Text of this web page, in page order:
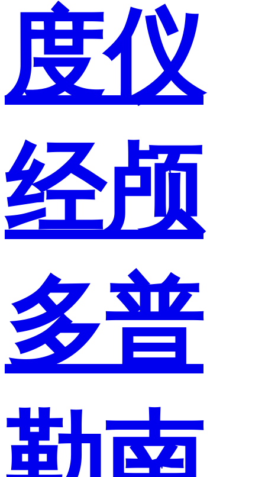
度仪
经颅
多普